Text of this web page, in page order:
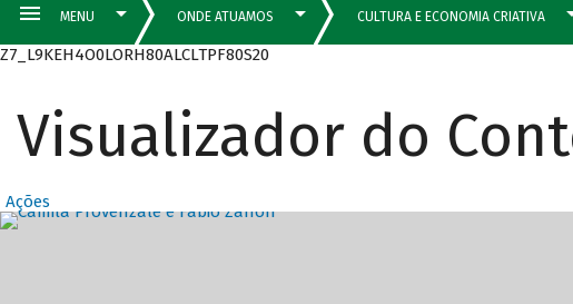
Z7_L9KEH4O0LORH80ALCLTPF80S20
Visualizador do
Ações
Destaques